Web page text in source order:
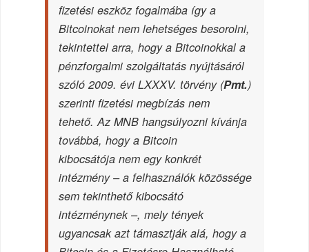
fizetési eszköz fogalmába így a
Bitcoinokat nem lehetséges besorolni,
tekintettel arra, hogy a Bitcoinokkal a
pénzforgalmi szolgáltatás nyújtásáról
szóló 2009. évi LXXXV. törvény (Pmt.)
szerinti fizetési megbízás nem
tehető. Az MNB hangsúlyozni kívánja
továbbá, hogy a Bitcoin
kibocsátója nem egy konkrét
intézmény – a felhasználók közössége
sem tekinthető kibocsátó
intézménynek –, mely tények
ugyancsak azt támasztják alá, hogy a